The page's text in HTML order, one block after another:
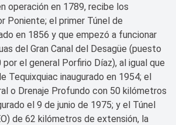
operación en 1789, recibe los
Poniente; el primer Túnel de
en 1856 y que empezó a funcionar
del Gran Canal del Desagüe (puesto
el general Porfirio Díaz), al igual que
Tequixquiac inaugurado en 1954; el
o Drenaje Profundo con 50 kilómetros
el 9 de junio de 1975; y el Túnel
de 62 kilómetros de extensión, la